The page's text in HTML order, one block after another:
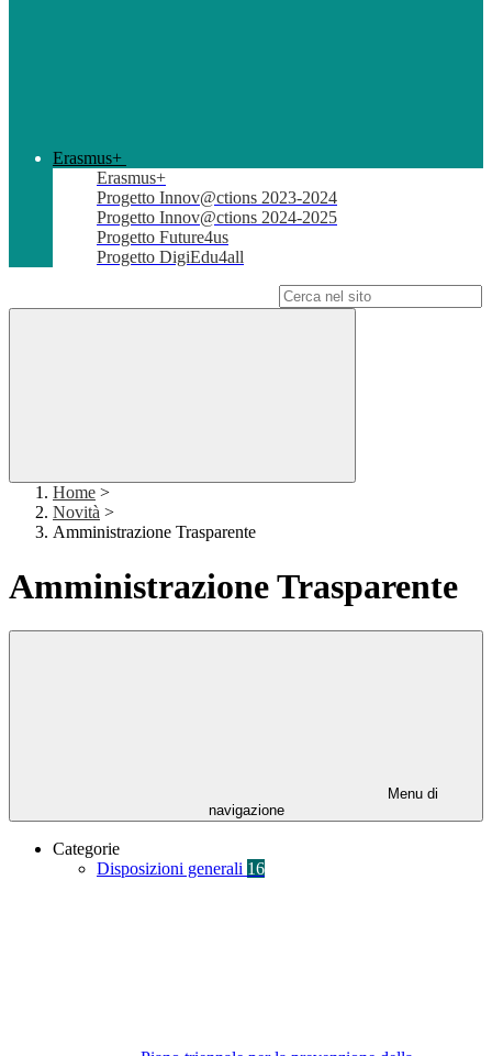
Erasmus+
Erasmus+
Progetto Innov@ctions 2023-2024
Progetto Innov@ctions 2024-2025
Progetto Future4us
Progetto DigiEdu4all
Home >
Novità >
Amministrazione Trasparente
Amministrazione Trasparente
Menu di
navigazione
Categorie
Disposizioni generali 16